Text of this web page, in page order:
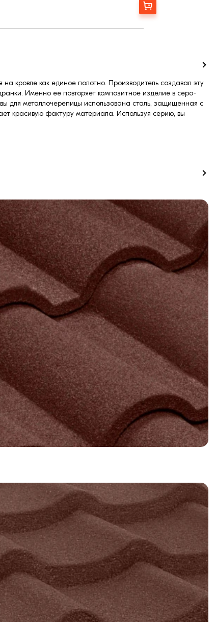
Заказать
кровле как единое полотно. Производитель создавал эту
Именно ее повторяет композитное изделие в серо-
для металлочерепицы использована сталь, защищенная с
красивую фактуру материала. Используя серию, вы